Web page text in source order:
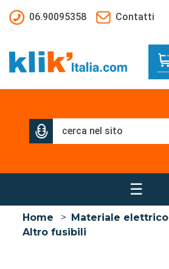
06.90095358
Contatti
☰
Home > Materiale elettrico
Altro fusibili